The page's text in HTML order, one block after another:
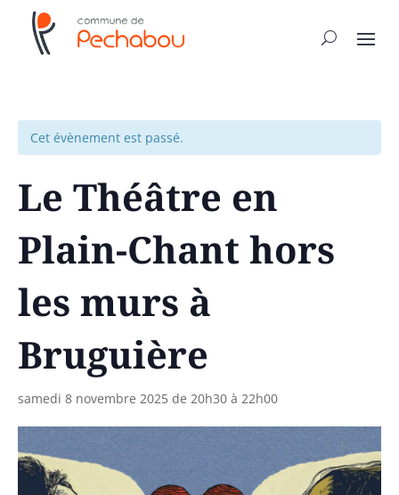
Cet évènement est passé.
Le Théâtre en
Plain-Chant hors
les murs à
Bruguière
samedi 8 novembre 2025 de 20h30 à 22h00